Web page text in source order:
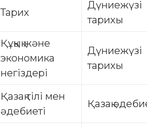
Тарих
Дүниежүзі
тарихы
Құқық және
экономика
негіздері
Дүниежүзі
тарихы
Қазақ тілі мен
әдебиеті
Қазақ